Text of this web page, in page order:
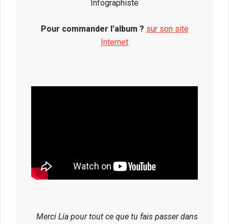
Infographiste
Pour commander l’album ? sur son site
Internet
Merci Lïa pour tout ce que tu fais passer dans